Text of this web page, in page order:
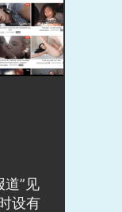
”见
设有